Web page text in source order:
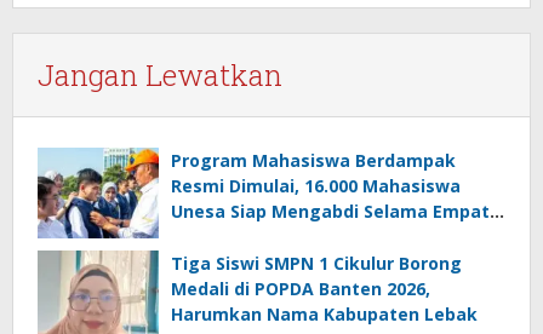
Jangan Lewatkan
Program Mahasiswa Berdampak
Resmi Dimulai, 16.000 Mahasiswa
Unesa Siap Mengabdi Selama Empat
Tiga Siswi SMPN 1 Cikulur Borong
Medali di POPDA Banten 2026,
Harumkan Nama Kabupaten Lebak